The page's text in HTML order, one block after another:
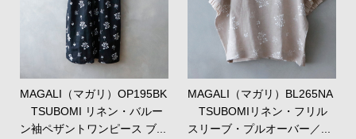
MAGALI（マガリ）OP195BK
TSUBOMI リネン・バルー
ン袖ペザントワンピース ブ...
MAGALI（マガリ）BL265NA
TSUBOMIリネン・フリル
スリーブ・プルオーバー／...